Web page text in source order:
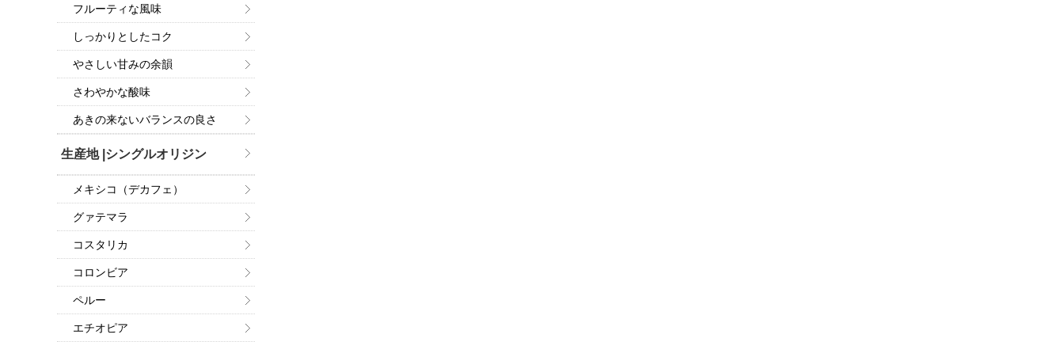
フルーティな風味
しっかりとしたコク
やさしい甘みの余韻
さわやかな酸味
あきの来ないバランスの良さ
生産地 |シングルオリジン
メキシコ（デカフェ）
グァテマラ
コスタリカ
コロンビア
ペルー
エチオピア